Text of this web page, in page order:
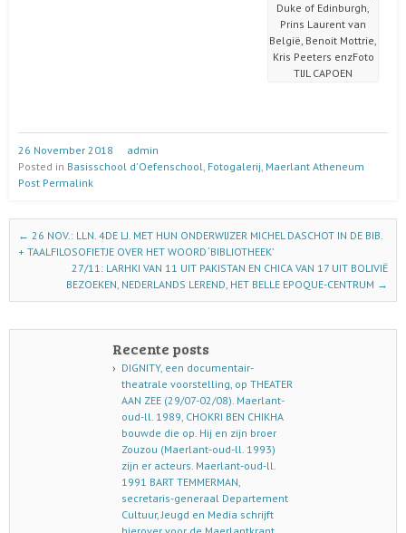
Duke of Edinburgh,
Prins Laurent van
België, Benoit Mottrie,
Kris Peeters enzFoto
TIJL CAPOEN
26 November 2018
admin
Posted in Basisschool d'Oefenschool, Fotogalerij, Maerlant Atheneum
Post Permalink
Post navigation
← 26 NOV.: LLN. 4DE LJ. MET HUN ONDERWIJZER MICHEL DASCHOT IN DE BIB.
+ TAALFILOSOFIETJE OVER HET WOORD ‘BIBLIOTHEEK’
27/11: LARHKI VAN 11 UIT PAKISTAN EN CHICA VAN 17 UIT BOLIVIË
BEZOEKEN, NEDERLANDS LEREND, HET BELLE EPOQUE-CENTRUM →
Recente posts
DIGNITY, een documentair-
theatrale voorstelling, op THEATER
AAN ZEE (29/07-02/08). Maerlant-
oud-ll. 1989, CHOKRI BEN CHIKHA
bouwde die op. Hij en zijn broer
Zouzou (Maerlant-oud-ll. 1993)
zijn er acteurs. Maerlant-oud-ll.
1991 BART TEMMERMAN,
secretaris-generaal Departement
Cultuur, Jeugd en Media schrijft